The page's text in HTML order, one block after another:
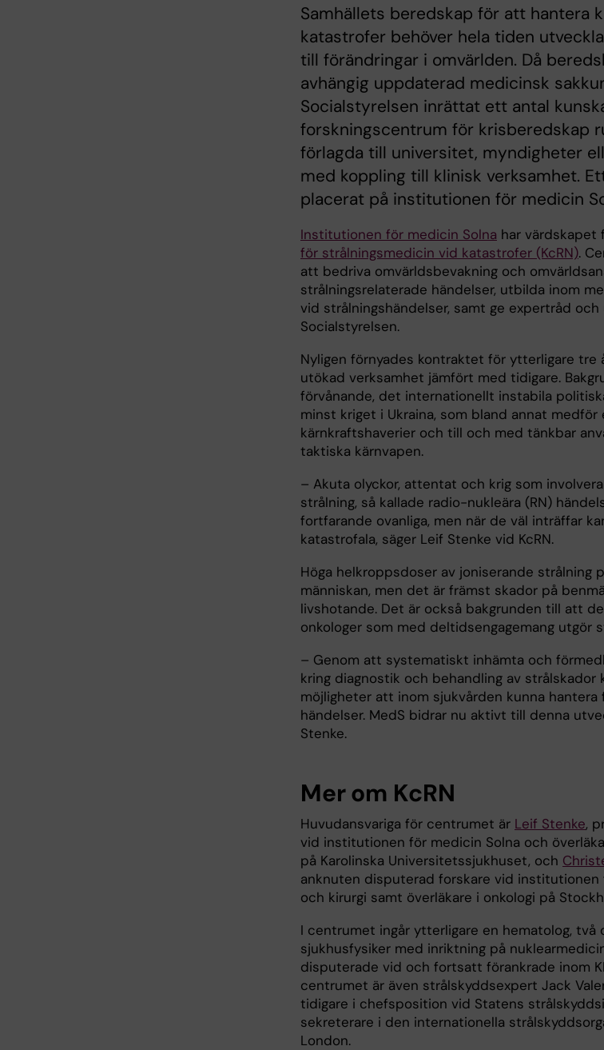
Samhällets beredskap för att hantera
katastrofer behöver hela tiden
till förändringar i omvärlden. Då
avhängig uppdaterad medicinsk
Socialstyrelsen inrättat ett antal
forskningscentrum för krisberedskap
förlagda till universitet, myndigheter
med koppling till klinisk verksamhet.
placerat på institutionen för medicin
Institutionen för medicin Solna har värdskapet
för strålningsmedicin vid katastrofer (KcRN).
att bedriva omvärldsbevakning och
strålningsrelaterade händelser, utbilda inom
vid strålningshändelser, samt ge expertråd och
Socialstyrelsen.
Nyligen förnyades kontraktet för ytterligare tre
utökad verksamhet jämfört med tidigare.
förvånande, det internationellt instabila
minst kriget i Ukraina, som bland annat
kärnkraftshaverier och till och med tänkbar
taktiska kärnvapen.
– Akuta olyckor, attentat och krig som
strålning, så kallade radio-nukleära (RN)
fortfarande ovanliga, men när de väl inträffar
katastrofala, säger Leif Stenke vid KcRN.
Höga helkroppsdoser av joniserande strålning
människan, men det är främst skador på
livshotande. Det är också bakgrunden till att
onkologer som med deltidsengagemang utgör
– Genom att systematiskt inhämta och
kring diagnostik och behandling av strålskador
möjligheter att inom sjukvården kunna hantera
händelser. MedS bidrar nu aktivt till denna
Stenke.
Mer om KcRN
Huvudansvariga för centrumet är Leif Stenke,
vid institutionen för medicin Solna och
på Karolinska Universitetssjukhuset, och
anknuten disputerad forskare vid institutionen
och kirurgi samt överläkare i onkologi på
I centrumet ingår ytterligare en hematolog, två
sjukhusfysiker med inriktning på
disputerade vid och fortsatt förankrade inom
centrumet är även strålskyddsexpert Jack
tidigare i chefsposition vid Statens
sekreterare i den internationella
London.